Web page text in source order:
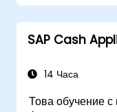
SAP Cash
14 Часа
Това обучение